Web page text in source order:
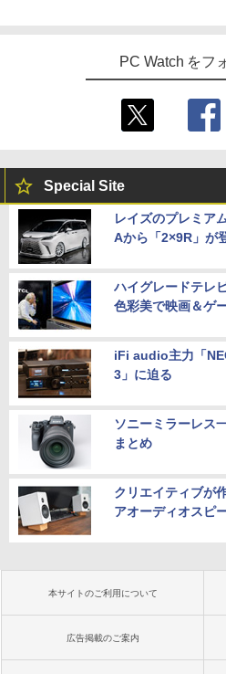
PC Watch をフ
Special Site
レイズのプレミア
Aから「2×9R」が
ハイグレードテレ
色彩美で映画＆ゲ
iFi audio主力「
3」に迫る
ソニーミラーレス
まとめ
クリエイティブが
アオーディオスピ
本サイトのご利用について
広告掲載のご案内